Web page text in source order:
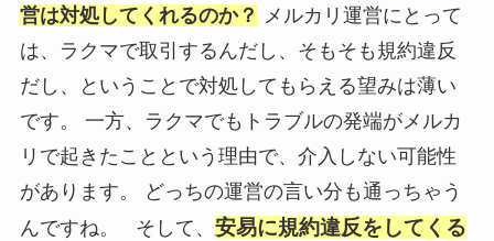
営は対処してくれるのか？ メルカリ運営にとって
は、ラクマで取引するんだし、そもそも規約違反
だし、ということで対処してもらえる望みは薄い
です。 一方、ラクマでもトラブルの発端がメルカ
リで起きたことという理由で、介入しない可能性
があります。 どっちの運営の言い分も通っちゃう
んですね。 そして、 安易に規約違反をしてくる